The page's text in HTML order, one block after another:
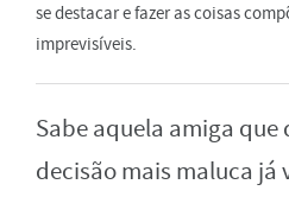
se destacar e fazer as coisas
imprevisíveis.
Sabe aquela amiga que
decisão mais maluca já